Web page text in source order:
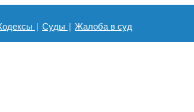
| Суды | Жалоба в суд